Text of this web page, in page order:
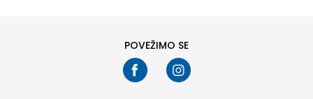
POVEŽIMO SE